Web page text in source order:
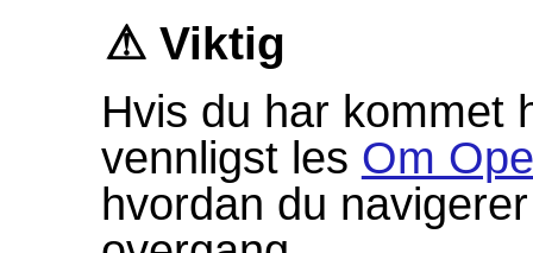
Viktig
Hvis du har kommet
vennligst les Om
hvordan du